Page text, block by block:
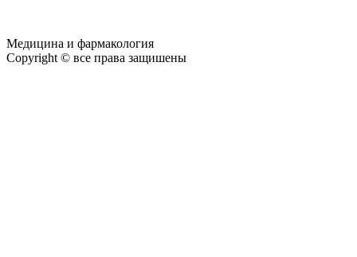
Медицина и фармакология
Copyright © все права защишены